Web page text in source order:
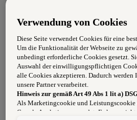
Aufgabengebiet:
Spenglerarbeiten für die
Konzerns
Anforderungen:
Begeisterung für die
Verwendung von Cookies
Diese Seite verwendet Cookies für eine
Um die Funktionalität der Webseite zu
unbedingt erforderliche Cookies gesetzt.
Auswahl der einwilligungspflichtigen
alle Cookies akzeptieren. Dadurch
unsere Partner verarbeitet.
Hinweis zur gemäß Art 49 Abs 1 lit a)
Als Marketingcookie und Leistungscookie
Google Analytics verwendet. Es kann nicht